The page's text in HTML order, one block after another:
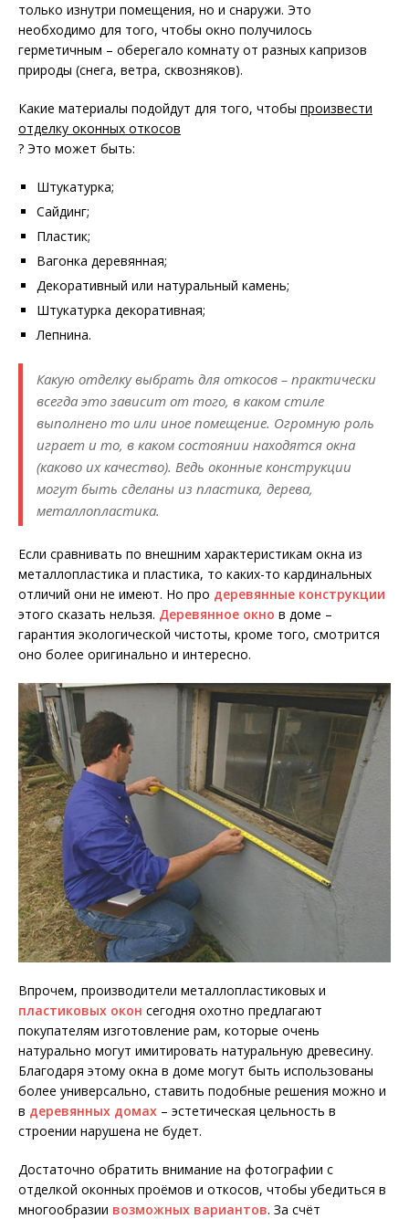
только изнутри помещения, но и снаружи. Это
необходимо для того, чтобы окно получилось
герметичным – оберегало комнату от разных капризов
природы (снега, ветра, сквозняков).
Какие материалы подойдут для того, чтобы произвести
отделку оконных откосов
? Это может быть:
Штукатурка;
Сайдинг;
Пластик;
Вагонка деревянная;
Декоративный или натуральный камень;
Штукатурка декоративная;
Лепнина.
Какую отделку выбрать для откосов – практически
всегда это зависит от того, в каком стиле
выполнено то или иное помещение. Огромную роль
играет и то, в каком состоянии находятся окна
(каково их качество). Ведь оконные конструкции
могут быть сделаны из пластика, дерева,
металлопластика.
Если сравнивать по внешним характеристикам окна из
металлопластика и пластика, то каких-то кардинальных
отличий они не имеют. Но про деревянные конструкции
этого сказать нельзя. Деревянное окно в доме –
гарантия экологической чистоты, кроме того, смотрится
оно более оригинально и интересно.
Впрочем, производители металлопластиковых и
пластиковых окон сегодня охотно предлагают
покупателям изготовление рам, которые очень
натурально могут имитировать натуральную древесину.
Благодаря этому окна в доме могут быть использованы
более универсально, ставить подобные решения можно и
в деревянных домах – эстетическая цельность в
строении нарушена не будет.
Достаточно обратить внимание на фотографии с
отделкой оконных проёмов и откосов, чтобы убедиться в
многообразии возможных вариантов. За счёт